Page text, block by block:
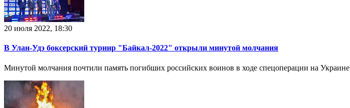
20 июля 2022, 18:30
В Улан-Удэ боксерский турнир "Байкал-2022" открыли минутой молчания
Минутой молчания почтили память погибших российских воинов в ходе спецоперации на Украине